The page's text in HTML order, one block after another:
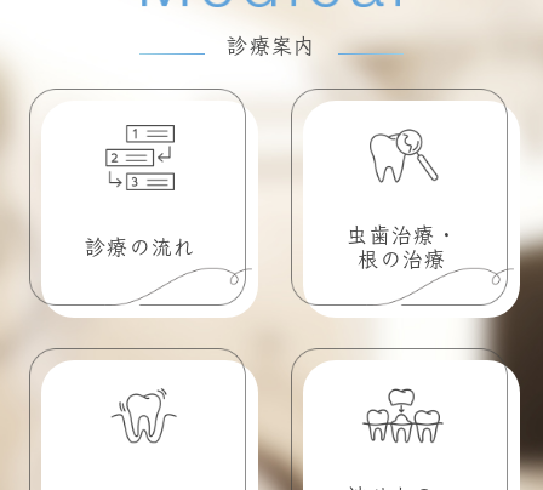
診療案内
診療の流れ
虫歯治療・
根の治療